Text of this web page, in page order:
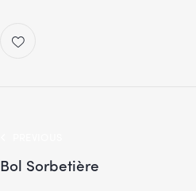
Bol Sorbetière